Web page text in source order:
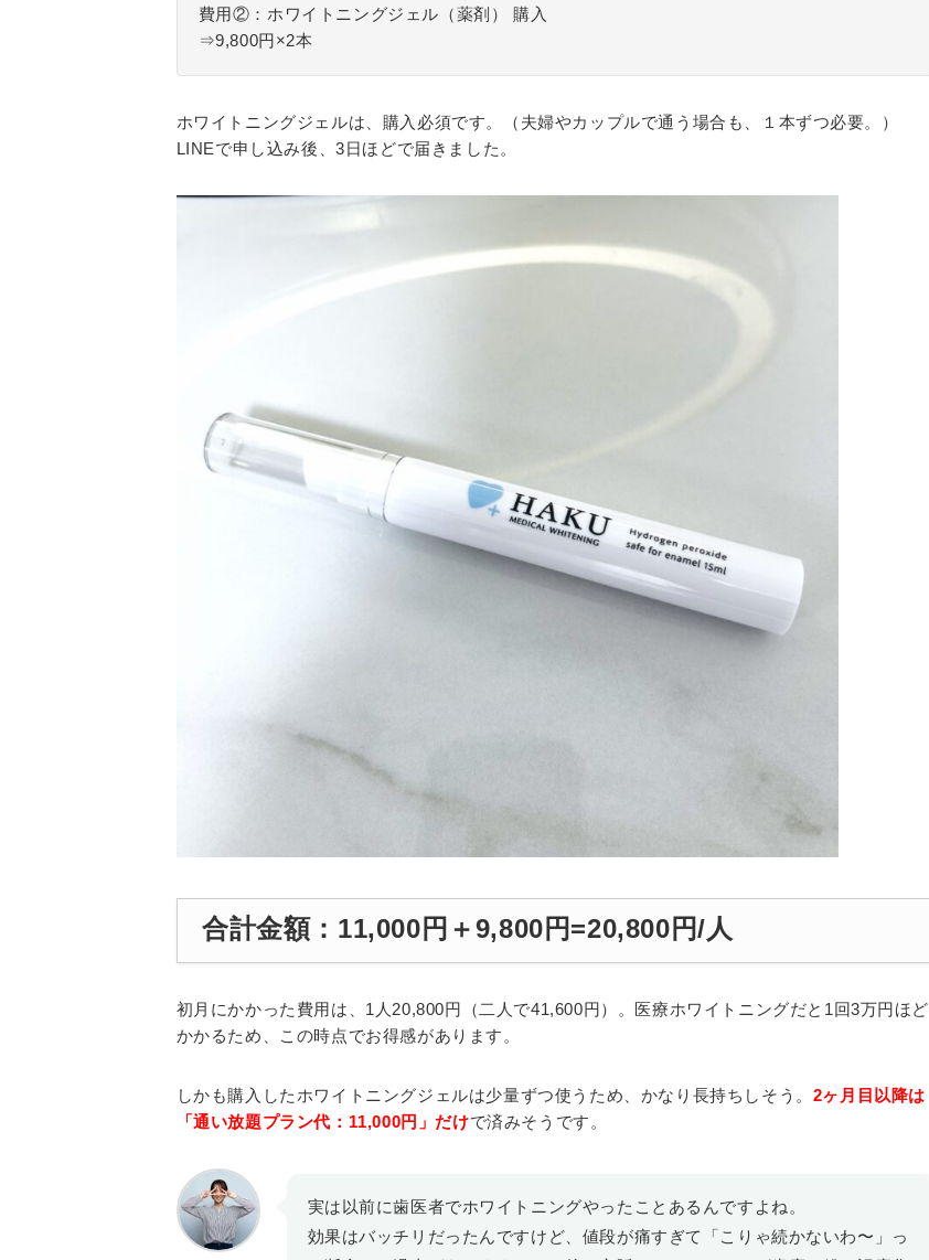
費用②：ホワイトニングジェル（薬剤） 購入
⇒9,800円×2本
ホワイトニングジェルは、購入必須です。（夫婦やカップルで通う場合も、１本ずつ必要。）
LINEで申し込み後、3日ほどで届きました。
合計金額：11,000円＋9,800円=20,800円/人
初月にかかった費用は、1人20,800円（二人で41,600円）。医療ホワイトニングだと1回3万円ほど
かかるため、この時点でお得感があります。
しかも購入したホワイトニングジェルは少量ずつ使うため、かなり長持ちしそう。 2ヶ月目以降は
「通い放題プラン代：11,000円」だけで済みそうです。
実は以前に歯医者でホワイトニングやったことあるんですよね。
効果はバッチリだったんですけど、値段が痛すぎて「こりゃ続かないわ〜」っ